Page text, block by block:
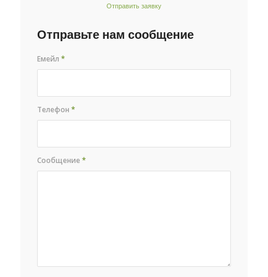
Отправить заявку
Отправьте нам сообщение
Емейл*
Телефон*
Сообщение*